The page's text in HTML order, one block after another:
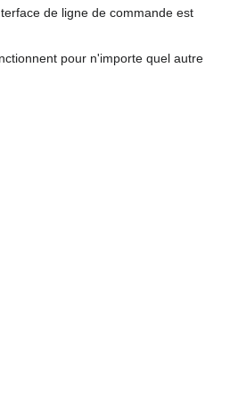
de ligne de commande est
pour n'importe quel autre